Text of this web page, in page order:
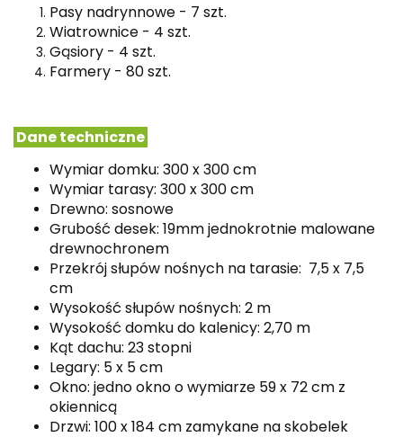
Pasy nadrynnowe - 7 szt.
Wiatrownice - 4 szt.
Gąsiory - 4 szt.
Farmery - 80 szt.
Dane techniczne
Wymiar domku: 300 x 300 cm
Wymiar tarasy: 300 x 300 cm
Drewno: sosnowe
Grubość desek: 19mm jednokrotnie malowane
drewnochronem
Przekrój słupów nośnych na tarasie: 7,5 x 7,5
cm
Wysokość słupów nośnych: 2 m
Wysokość domku do kalenicy: 2,70 m
Kąt dachu: 23 stopni
Legary: 5 x 5 cm
Okno: jedno okno o wymiarze 59 x 72 cm z
okiennicą
Drzwi: 100 x 184 cm zamykane na skobelek